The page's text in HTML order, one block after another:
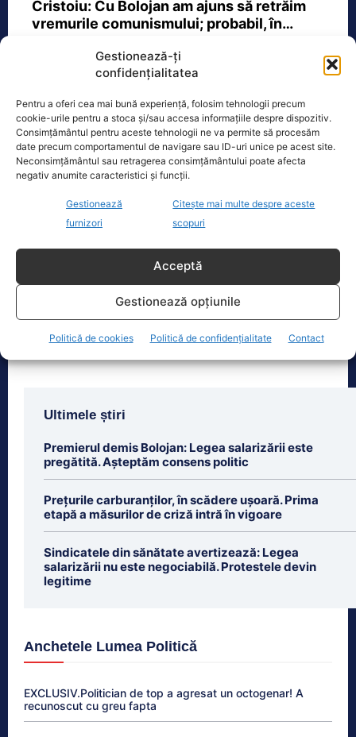
Gestionează-ți
confidențialitatea
Pentru a oferi cea mai bună experiență, folosim tehnologii precum
cookie-urile pentru a stoca și/sau accesa informațiile despre dispozitiv.
Consimțământul pentru aceste tehnologii ne va permite să procesăm
date precum comportamentul de navigare sau ID-uri unice pe acest site.
Neconsimțământul sau retragerea consimțământului poate afecta
negativ anumite caracteristici și funcții.
Gestionează
furnizori
Citește mai multe despre aceste
scopuri
Acceptă
Gestionează opțiunile
Politică de cookies Politică de confidențialitate Contact
Cristoiu: Cu Bolojan am ajuns să retrăim
vremurile comunismului; probabil, în…
Cristoiu susține că măsurile anunțate
de Ilie Bolojan privind reducerea
Copil din Reghin, salvat după ce și-a prins mâna în
Un copil de doar 2 ani din Reghin a
vineri, după ce și-a prins mâna
Ultimele știri
Premierul demis Bolojan: Legea salarizării este
pregătită. Așteptăm consens politic
Prețurile carburanților, în scădere ușoară. Prima
etapă a măsurilor de criză intră în vigoare
Sindicatele din sănătate avertizează: Legea
salarizării nu este negociabilă. Protestele devin
legitime
Anchetele Lumea Politică
EXCLUSIV.Politician de top a agresat un octogenar! A
recunoscut cu greu fapta